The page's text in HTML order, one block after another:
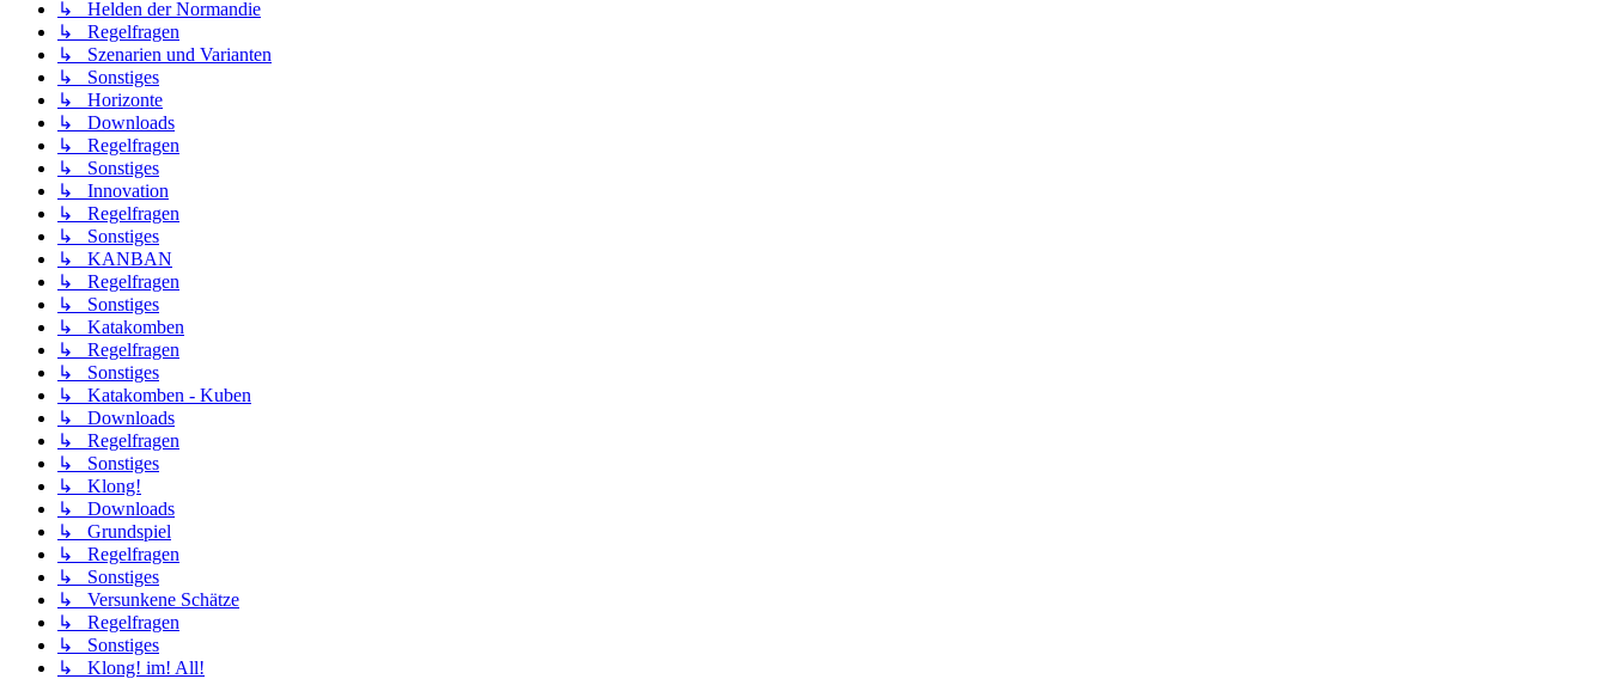
↳ Helden der Normandie
↳ Regelfragen
↳ Szenarien und Varianten
↳ Sonstiges
↳ Horizonte
↳ Downloads
↳ Regelfragen
↳ Sonstiges
↳ Innovation
↳ Regelfragen
↳ Sonstiges
↳ KANBAN
↳ Regelfragen
↳ Sonstiges
↳ Katakomben
↳ Regelfragen
↳ Sonstiges
↳ Katakomben - Kuben
↳ Downloads
↳ Regelfragen
↳ Sonstiges
↳ Klong!
↳ Downloads
↳ Grundspiel
↳ Regelfragen
↳ Sonstiges
↳ Versunkene Schätze
↳ Regelfragen
↳ Sonstiges
↳ Klong! im! All!